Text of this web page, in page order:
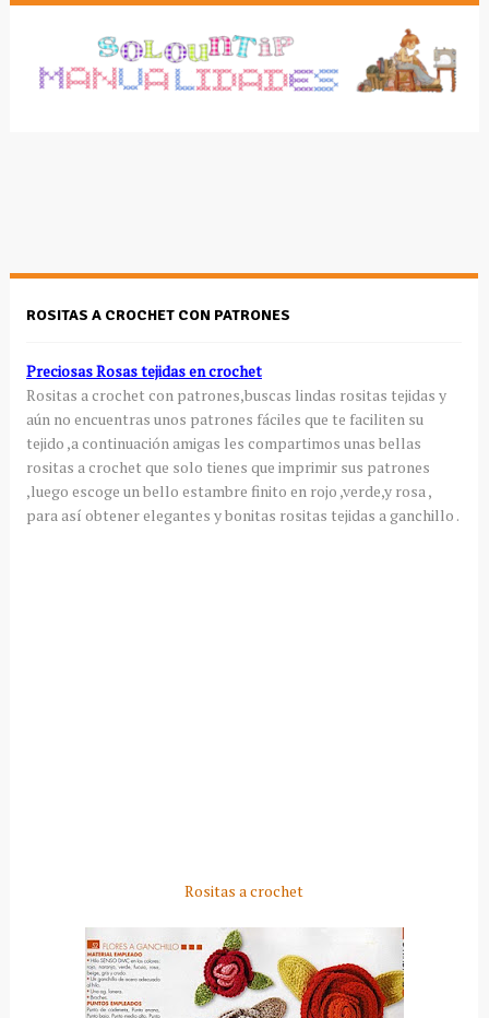
ROSITAS A CROCHET CON PATRONES
Preciosas Rosas tejidas en crochet
Rositas a crochet con patrones,buscas lindas rositas tejidas y
aún no encuentras unos patrones fáciles que te faciliten su
tejido ,a continuación amigas les compartimos unas bellas
rositas a crochet que solo tienes que imprimir sus patrones
,luego escoge un bello estambre finito en rojo ,verde,y rosa ,
para así obtener elegantes y bonitas rositas tejidas a ganchillo .
Rositas a crochet